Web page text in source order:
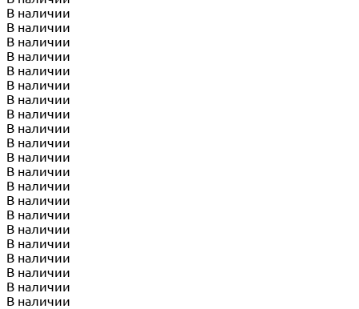
В наличии
В наличии
В наличии
В наличии
В наличии
В наличии
В наличии
В наличии
В наличии
В наличии
В наличии
В наличии
В наличии
В наличии
В наличии
В наличии
В наличии
В наличии
В наличии
В наличии
В наличии